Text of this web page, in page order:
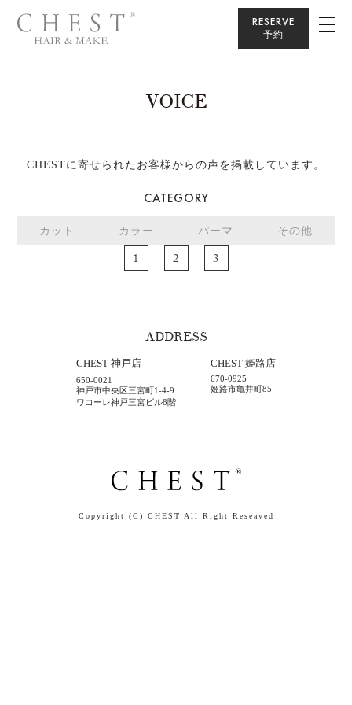
RESERVE
予約
VOICE
CHESTに寄せられたお客様からの声を掲載しています。
CATEGORY
カット カラー パーマ その他
ADDRESS
CHEST 神戸店
650-0021
神戸市中央区三宮町1-4-9
ワコーレ神戸三宮ビル8階
CHEST 姫路店
670-0925
姫路市亀井町85
Copyright (C) CHEST All Right Reseaved